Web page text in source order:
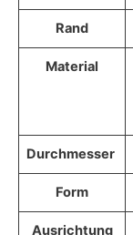
Rand
Material
Durchmesser
Form
Ausrichtung